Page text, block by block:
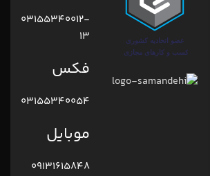
03155340012-
13
فکس
03155340054
موبایل
09131615848